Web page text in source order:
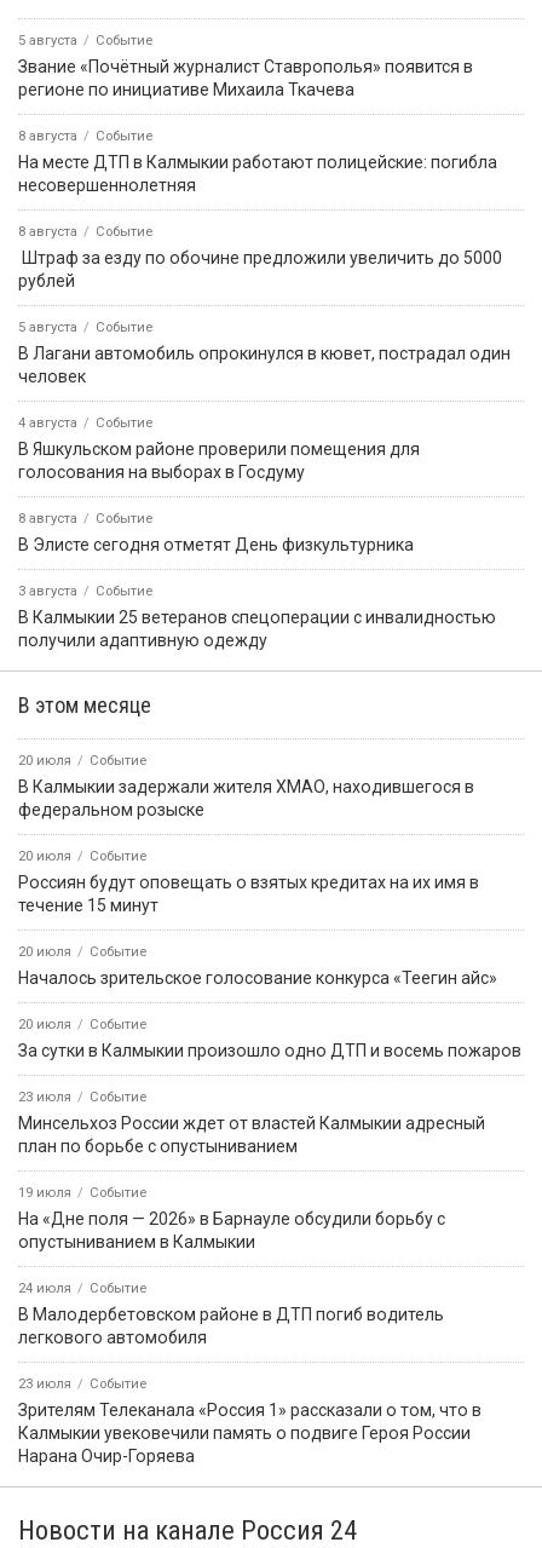
5 августа Событие
Звание «Почётный журналист Ставрополья» появится в
регионе по инициативе Михаила Ткачева
8 августа Событие
На месте ДТП в Калмыкии работают полицейские: погибла
несовершеннолетняя
8 августа Событие
️ Штраф за езду по обочине предложили увеличить до 5000
рублей
5 августа Событие
В Лагани автомобиль опрокинулся в кювет, пострадал один
человек
4 августа Событие
В Яшкульском районе проверили помещения для
голосования на выборах в Госдуму
8 августа Событие
В Элисте сегодня отметят День физкультурника
3 августа Событие
В Калмыкии 25 ветеранов спецоперации с инвалидностью
получили адаптивную одежду
В этом месяце
20 июля Событие
В Калмыкии задержали жителя ХМАО, находившегося в
федеральном розыске
20 июля Событие
Россиян будут оповещать о взятых кредитах на их имя в
течение 15 минут
20 июля Событие
Началось зрительское голосование конкурса «Теегин айс»
20 июля Событие
За сутки в Калмыкии произошло одно ДТП и восемь пожаров
23 июля Событие
Минсельхоз России ждет от властей Калмыкии адресный
план по борьбе с опустыниванием
19 июля Событие
На «Дне поля — 2026» в Барнауле обсудили борьбу с
опустыниванием в Калмыкии
24 июля Событие
В Малодербетовском районе в ДТП погиб водитель
легкового автомобиля
23 июля Событие
Зрителям Телеканала «Россия 1» рассказали о том, что в
Калмыкии увековечили память о подвиге Героя России
Нарана Очир-Горяева
Новости на канале Россия 24